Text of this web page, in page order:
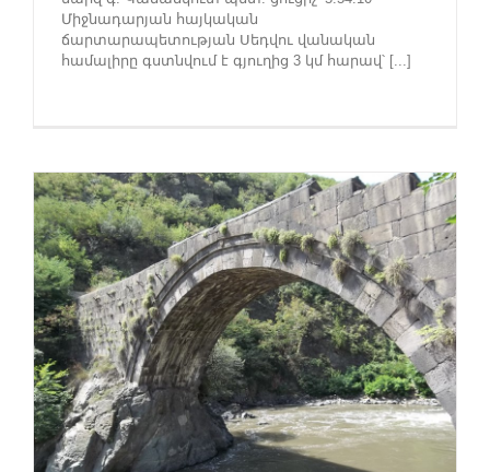
Միջնադարյան հայկական
ճարտարապետության Սեդվու վանական
համալիրը գստնվում է գյուղից 3 կմ հարավ՝ [...]